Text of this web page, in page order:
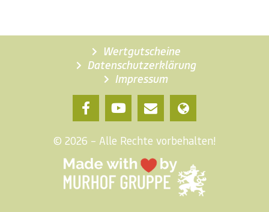
Wertgutscheine
Datenschutzerklärung
Impressum
© 2026 – Alle Rechte vorbehalten!